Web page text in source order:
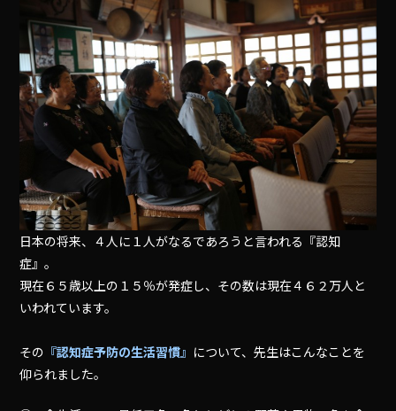
日本の将来、４人に１人がなるであろうと言われる『認知
症』。
現在６５歳以上の１５％が発症し、その数は現在４６２万人と
いわれています。
その 『認知症予防の生活習慣』 について、先生はこんなことを
仰られました。